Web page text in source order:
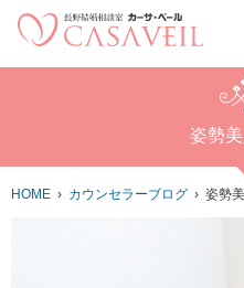
姿勢
HOME カウンセラーブログ 姿勢